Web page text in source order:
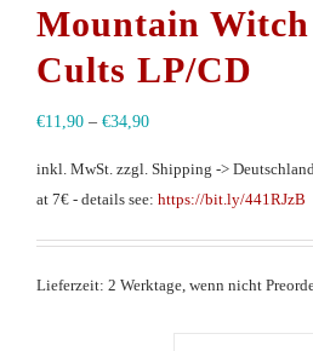
Mountain
Cults LP/CD
€11,90 – €34,90
inkl. MwSt. zzgl. Shipping ->
at 7€ - details see: https://bit.ly/441RJzB
Lieferzeit: 2 Werktage, wenn nicht